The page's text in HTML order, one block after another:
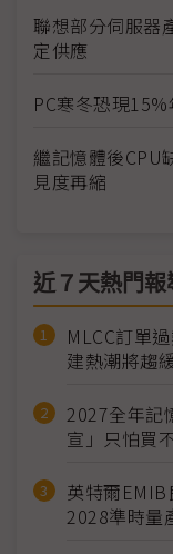
聯想部分伺服器
定供應
PC寒冬恐現
繼記憶體後
見度再縮
近７天熱門報
MLCC訂單
建熱潮將趨
2027全年記
宣」只怕買
英特爾
2028準時量